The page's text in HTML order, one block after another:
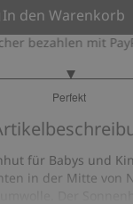
In den Warenkorb
bezahlen mit
Perfekt
für Babys und
in der Mitte von